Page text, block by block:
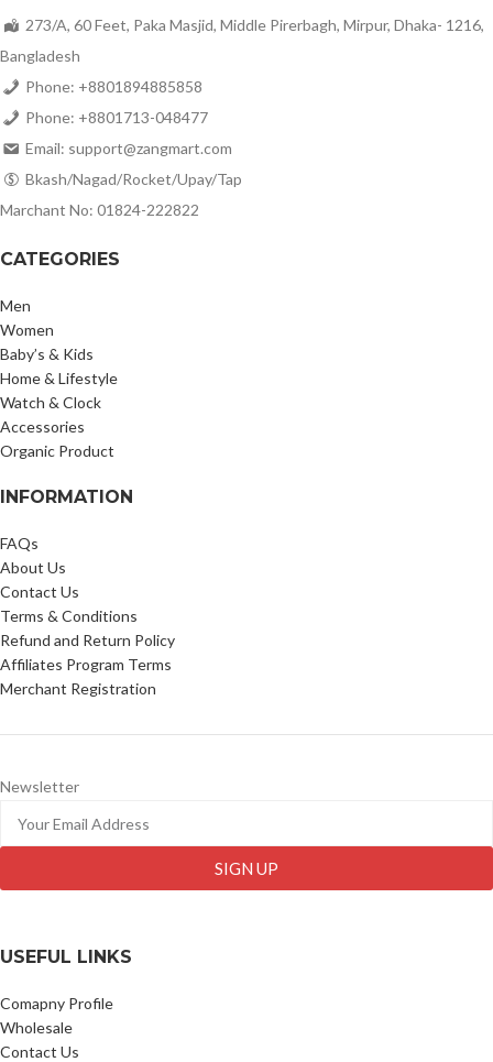
273/A, 60 Feet, Paka Masjid, Middle Pirerbagh, Mirpur, Dhaka- 1216,
Bangladesh
Phone: +8801894885858
Phone: +8801713-048477
Email: support@zangmart.com
Bkash/Nagad/Rocket/Upay/Tap
Marchant No: 01824-222822
CATEGORIES
Men
Women
Baby’s & Kids
Home & Lifestyle
Watch & Clock
Accessories
Organic Product
INFORMATION
FAQs
About Us
Contact Us
Terms & Conditions
Refund and Return Policy
Affiliates Program Terms
Merchant Registration
Newsletter
SIGN UP
USEFUL LINKS
Comapny Profile
Wholesale
Contact Us